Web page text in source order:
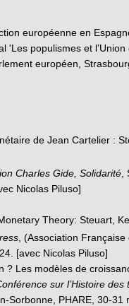
européenne en
'Les populismes et
européen,
de Jean Cartelier :
Charles Gide, Solidarité
Nicolas Piluso]
Theory: Steuart,
, (Association
[avec Nicolas Piluso]
? Les modèles de
sur l’Histoire des
Sorbonne, PHARE, 30-31